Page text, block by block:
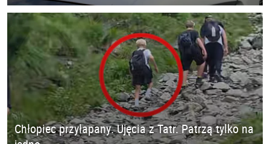
Chłopiec przyłapany. Ujęcia z Tatr. Patrzą tylko na